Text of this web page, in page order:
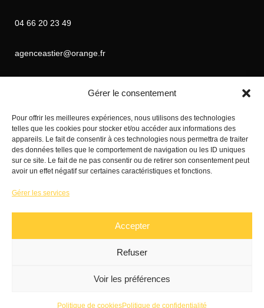
Gérer le consentement
Pour offrir les meilleures expériences, nous utilisons des technologies
telles que les cookies pour stocker et/ou accéder aux informations des
appareils. Le fait de consentir à ces technologies nous permettra de traiter
des données telles que le comportement de navigation ou les ID uniques
sur ce site. Le fait de ne pas consentir ou de retirer son consentement peut
avoir un effet négatif sur certaines caractéristiques et fonctions.
Gérer les services
Accepter
Refuser
Voir les préférences
Politique de cookiesPolitique de confidentialité
04 66 20 23 49
agenceastier@orange.fr
HORAIRES D’OUVERTURE
Du lundi au vendredi de 8h à 12h et de 14h à 18h
ENTRETIEN ET RÉPARATION
CONTACT